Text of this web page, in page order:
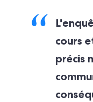
cours
précis